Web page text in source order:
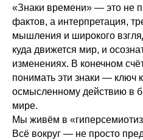
«Знаки времени» — это не
фактов, а интерпретация,
мышления и широкого
куда движется мир, и
изменениях. В конечном
понимать эти знаки — ключ
осмысленному действию в
мире.
Мы живём в
Всё вокруг — не просто